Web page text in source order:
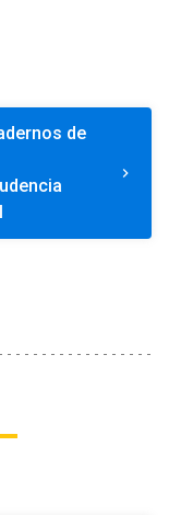
de
keyboard_arrow_right